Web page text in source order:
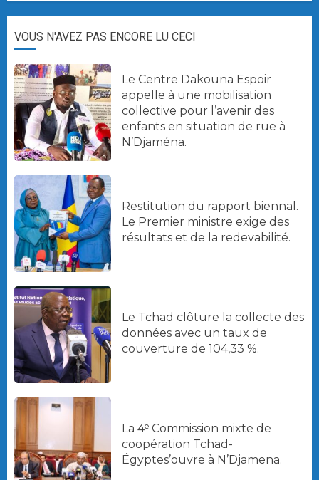
VOUS N'AVEZ PAS ENCORE LU CECI
Le Centre Dakouna Espoir
appelle à une mobilisation
collective pour l’avenir des
enfants en situation de rue à
N’Djaména.
Restitution du rapport biennal.
Le Premier ministre exige des
résultats et de la redevabilité.
Le Tchad clôture la collecte des
données avec un taux de
couverture de 104,33 %.
La 4ᵉ Commission mixte de
coopération Tchad-
Égyptes’ouvre à N’Djamena.